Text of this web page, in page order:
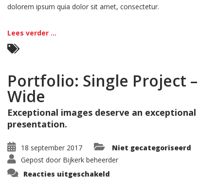
dolorem ipsum quia dolor sit amet, consectetur.
Lees verder ...
Portfolio: Single Project –
Wide
Exceptional images deserve an exceptional
presentation.
18 september 2017
Niet gecategoriseerd
Gepost door Bijkerk beheerder
Reacties uitgeschakeld